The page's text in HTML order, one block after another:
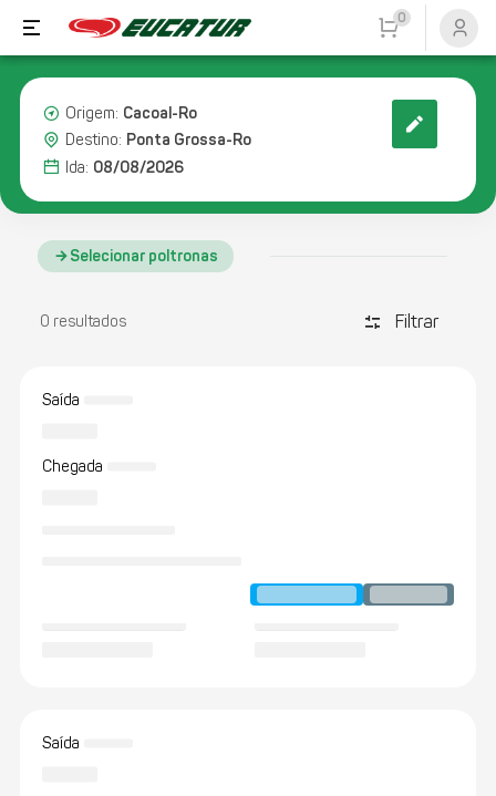
0
Origem: Cacoal-Ro
Destino: Ponta Grossa-Ro
Ida: 08/08/2026
Selecionar poltronas
0 resultados discover_tune Filtrar
Saída
Chegada
Saída